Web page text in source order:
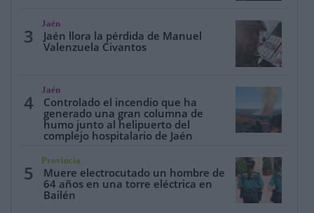
3
Jaén
Jaén llora la pérdida de Manuel
Valenzuela Civantos
4
Jaén
Controlado el incendio que ha
generado una gran columna de
humo junto al helipuerto del
complejo hospitalario de Jaén
5
Provincia
Muere electrocutado un hombre de
64 años en una torre eléctrica en
Bailén